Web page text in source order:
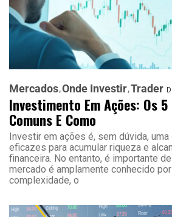
Mercados Onde Investir Trader
Investimento Em Ações: Os
Comuns E Como
Investir em ações é, sem dúvida,
eficazes para acumular riqueza e
financeira. No entanto, é importante
mercado é amplamente conhecido
complexidade, o